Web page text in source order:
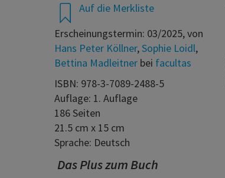
Auf die Merkliste
Erscheinungstermin: 03/2025, von
Hans Peter Köllner,Sophie Loidl,
Bettina Madleitner bei facultas
ISBN: 978-3-7089-2488-5
Auflage: 1. Auflage
186 Seiten
21.5 cm x 15 cm
Sprache: Deutsch
Das Plus zum Buch